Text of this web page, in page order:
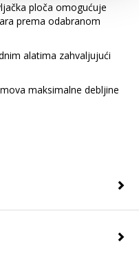
ploča omogućuje
prema odabranom
alatima zahvaljujući
maksimalne debljine